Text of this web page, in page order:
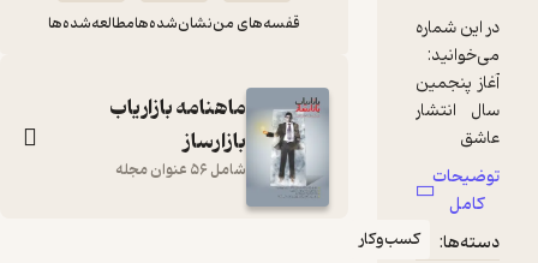
در این شماره
می‌خوانید:
آغاز پنجمین
سال انتشار
عاشق
مشتری
مخربت شو!
ایجاد اعتماد
در یک زمان
توضیحات
کامل
دسته‌ها:
کسب‌وکار
قفسه‌های من نشان‌شده‌هامطالعه‌شده‌ها
ماهنامه بازاریاب
بازارساز
شامل 56 عنوان مجله